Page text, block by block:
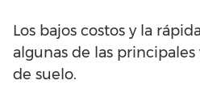
Los bajos costos y la
algunas de las
de suelo.